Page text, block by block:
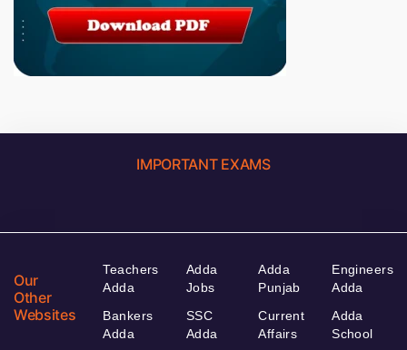
IMPORTANT EXAMS
Our
Other
Websites
Teachers
Adda
Bankers
Adda
Adda
Jobs
SSC
Adda
Adda
Punjab
Current
Affairs
Engineers
Adda
Adda
School